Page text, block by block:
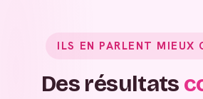
ILS EN PARLENT MIEUX
Des résultats